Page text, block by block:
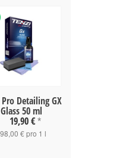
Pro Detailing GX
Glass 50 ml
19,90 € *
€ pro 1 l